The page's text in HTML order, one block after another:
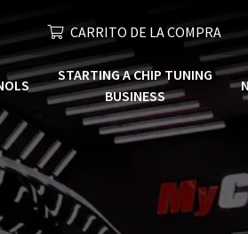
CARRITO DE LA COMPRA
STARTING A CHIP TUNING
BUSINESS